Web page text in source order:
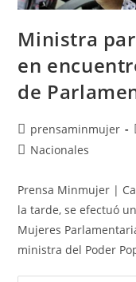
Ministra
en
de
prensaminmujer
Nacionales
Prensa Minmujer |
la tarde, se efectuó
Mujeres
ministra del Poder